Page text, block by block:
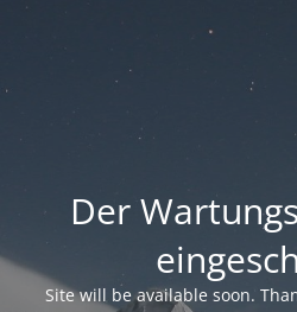
Der
Site will be available soon.